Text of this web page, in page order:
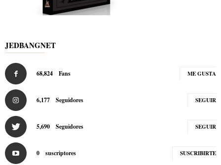
JEDBANGNET
68,824 Fans ME GUSTA
6,177 Seguidores SEGUIR
5,690 Seguidores SEGUIR
0 suscriptores SUSCRIBIRTE